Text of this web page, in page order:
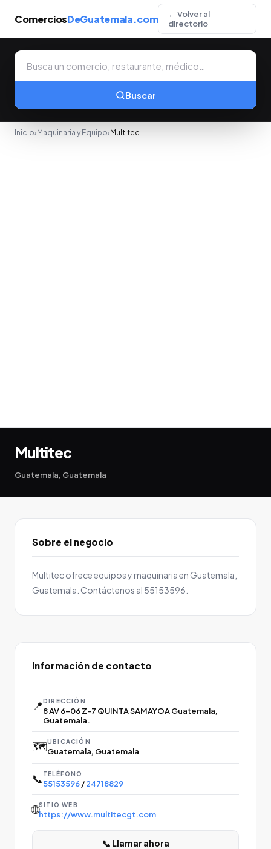
ComerciosDeGuatemala.com
← Volver al
directorio
Buscar
Inicio› Maquinaria y Equipo› Multitec
Multitec
Guatemala, Guatemala
Sobre el negocio
Multitec ofrece equipos y maquinaria en Guatemala,
Guatemala. Contáctenos al 55153596.
Información de contacto
📍DIRECCIÓN
8 AV 6-06 Z-7 QUINTA SAMAYOA Guatemala,
Guatemala.
🗺️UBICACIÓN
Guatemala, Guatemala
📞 TELÉFONO
55153596/24718829
🌐SITIO WEB
https://www.multitecgt.com
📞 Llamar ahora